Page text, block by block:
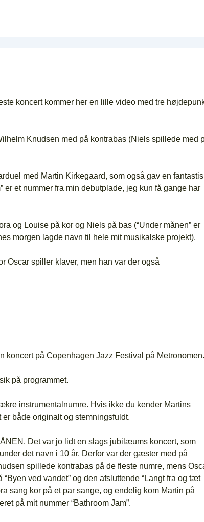
koncert kommer her en lille video med tre
Knudsen med på kontrabas (Niels spillede med
med Martin Kirkegaard, som også gav en
er et nummer fra min debutplade, jeg kun få gange har
og Louise på kor og Niels på bas (“Under månen” er
morgen lagde navn til hele mit musikalske projekt).
Oscar spiller klaver, men han var der også
koncert på Copenhagen Jazz Festival på Metronomen.
på programmet.
instrumentalnumre. Hvis ikke du kender Martins
både originalt og stemningsfuldt.
Det var jo lidt en slags jubilæums koncert, som
det navn i 10 år. Derfor var der gæster med på
spillede kontrabas på de fleste numre, mens
ved vandet” og den afsluttende “Langt fra og tæt
sang kor på et par sange, og endelig kom Martin på
på mit nummer “Bathroom Jam”.